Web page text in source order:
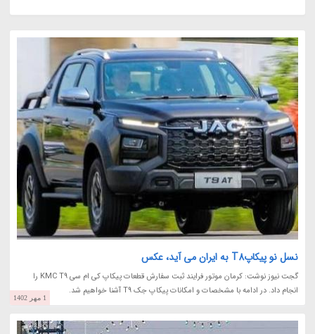
نسل نو پیکاپT8 به ایران می آید، عکس
گجت نیوز نوشت: کرمان موتور فرایند ثبت سفارش قطعات پیکاپ کی ام سی KMC T9 را
انجام داد. در ادامه با مشخصات و امکانات پیکاپ جک T9 آشنا خواهیم شد.
1 مهر 1402